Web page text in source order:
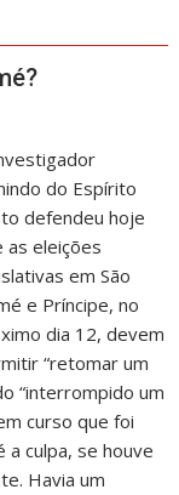
do Espírito
defendeu hoje
as eleições
em São
e Príncipe, no
dia 12, devem
“retomar um
“interrompido um
curso que foi
culpa, se houve
Havia um